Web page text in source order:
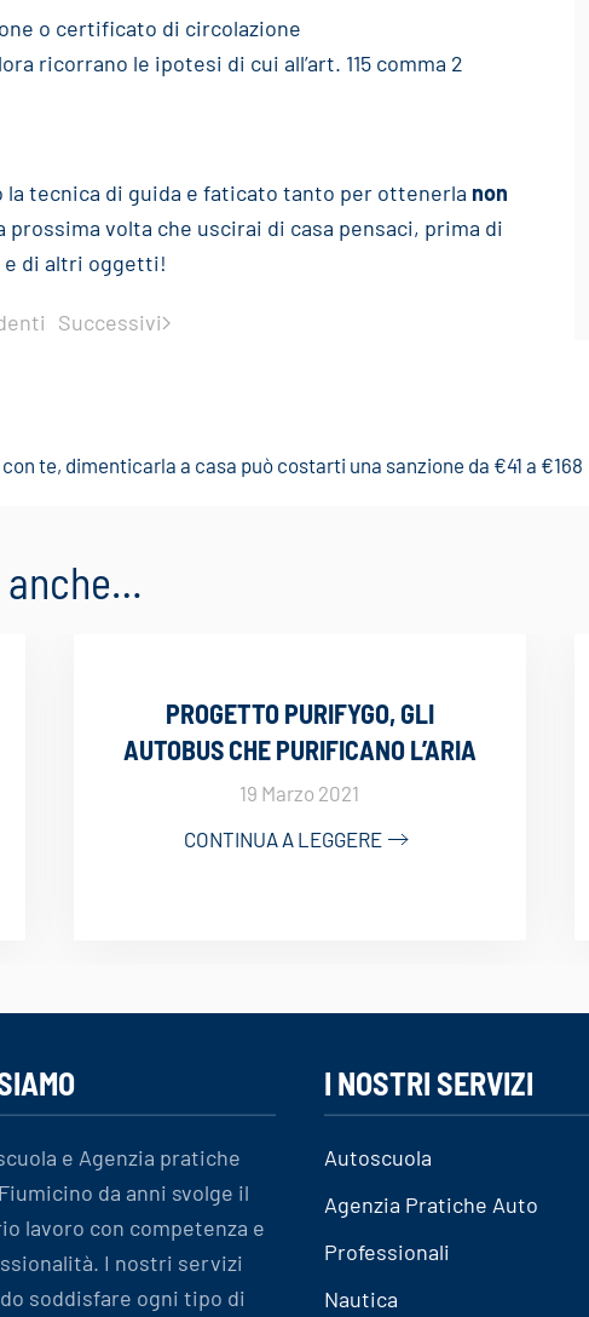
o certificato di circolazione
ricorrano le ipotesi di cui all’art. 115 comma 2
tecnica di guida e faticato tanto per ottenerla non
prossima volta che uscirai di casa pensaci, prima di
e di altri oggetti!
Successivi
te, dimenticarla a casa può costarti una sanzione da €41 a €168
anche…
PROGETTO PURIFYGO, GLI
AUTOBUS CHE PURIFICANO L’ARIA
19 Marzo 2021
CONTINUA A LEGGERE
e Agenzia pratiche
da anni svolge il
lavoro con competenza e
I nostri servizi
soddisfare ogni tipo di
I NOSTRI SERVIZI
Autoscuola
Agenzia Pratiche Auto
Professionali
Nautica